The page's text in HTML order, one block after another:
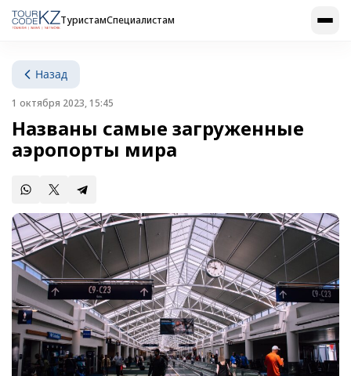
ТуристамСпециалистам
Назад
1 октября 2023, 15:45
Названы самые загруженные
аэропорты мира